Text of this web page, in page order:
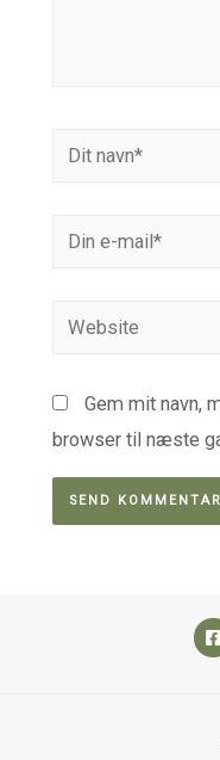
Dit
Din
Website
Gem mit navn,
browser til næste